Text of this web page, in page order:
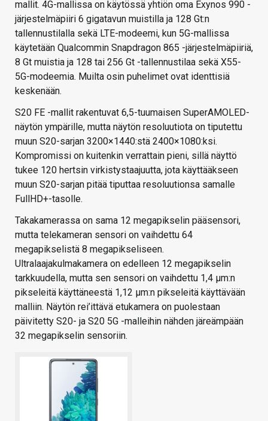
mallit. 4G-mallissa on käytössä yhtiön oma Exynos 990 -
järjestelmäpiiri 6 gigatavun muistilla ja 128 Gt:n
tallennustilalla sekä LTE-modeemi, kun 5G-mallissa
käytetään Qualcommin Snapdragon 865 -järjestelmäpiiriä,
8 Gt muistia ja 128 tai 256 Gt -tallennustilaa sekä X55-
5G-modeemia. Muilta osin puhelimet ovat identtisiä
keskenään.
S20 FE -mallit rakentuvat 6,5-tuumaisen SuperAMOLED-
näytön ympärille, mutta näytön resoluutiota on tiputettu
muun S20-sarjan 3200×1440:stä 2400×1080:ksi.
Kompromissi on kuitenkin verrattain pieni, sillä näyttö
tukee 120 hertsin virkistystaajuutta, jota käyttääkseen
muun S20-sarjan pitää tiputtaa resoluutionsa samalle
FullHD+-tasolle.
Takakamerassa on sama 12 megapikselin pääsensori,
mutta telekameran sensori on vaihdettu 64
megapikselistä 8 megapikseliseen.
Ultralaajakulmakamera on edelleen 12 megapikselin
tarkkuudella, mutta sen sensori on vaihdettu 1,4 µm:n
pikseleitä käyttäneestä 1,12 µm:n pikseleitä käyttävään
malliin. Näytön rei’ittävä etukamera on puolestaan
päivitetty S20- ja S20 5G -malleihin nähden järeämpään
32 megapikselin sensoriin.